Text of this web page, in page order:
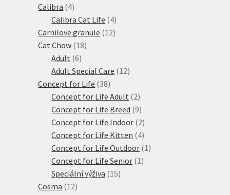
Calibra 44
produkty
Calibra Cat Life 44
produkty
Carnilove granule 1212
Cat Chow 1818
Adult 66
produktů
Adult Special Care 1212
Concept for Life 3838
produktů
Concept for Life Adult 22
produkty
Concept for Life Breed 99
produktů
Concept for Life Indoor 22
produkty
Concept for Life Kitten 44
produkty
Concept for Life Outdoor 1 1
Concept for Life Senior 1 1
Speciální výživa 1515
Cosma 1212